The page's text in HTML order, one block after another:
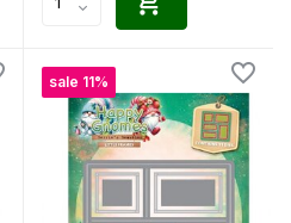
sale 11%